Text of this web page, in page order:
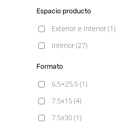
Metálico (1)
Monocolor (16)
Rústico
(10)
Espacio producto
Exterior e Interior(1)
Interior(27)
Formato
6,5×25,5 (1)
7.5x15 (4)
7.5x30 (1)